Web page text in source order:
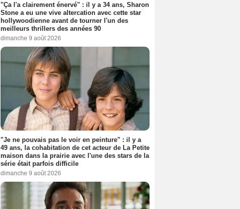
"Ça l'a clairement énervé" : il y a 34 ans, Sharon
Stone a eu une vive altercation avec cette star
hollywoodienne avant de tourner l'un des
meilleurs thrillers des années 90
dimanche 9 août 2026
"Je ne pouvais pas le voir en peinture" : il y a
49 ans, la cohabitation de cet acteur de La Petite
maison dans la prairie avec l'une des stars de la
série était parfois difficile
dimanche 9 août 2026